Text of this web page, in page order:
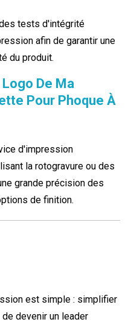
tests d'intégrité
afin de garantir une
du produit.
De Ma
Pour Phoque À
d'impression
la rotogravure ou des
grande précision des
de finition.
est simple : simplifier
devenir un leader